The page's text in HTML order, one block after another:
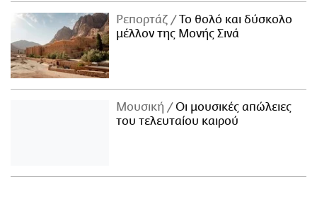
Ρεπορτάζ
Το θολό και δύσκολο
μέλλον της Μονής Σινά
Μουσική
Οι μουσικές απώλειες
του τελευταίου καιρού